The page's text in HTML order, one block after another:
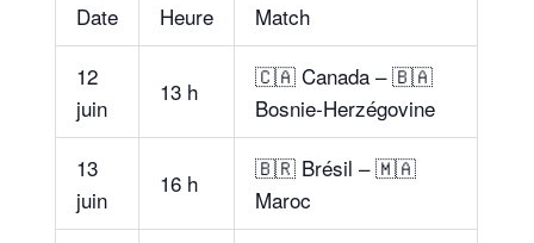
Date Heure
Match
12
juin
13 h
🇨🇦 Canada – 🇧🇦
Bosnie-Herzégovine
13
juin
16 h
🇧🇷 Brésil – 🇲🇦
Maroc